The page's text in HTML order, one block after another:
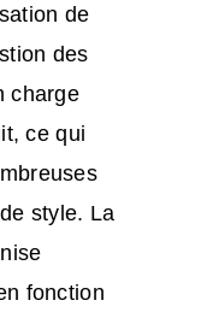
de
des
charge
ce qui
style. La
fonction